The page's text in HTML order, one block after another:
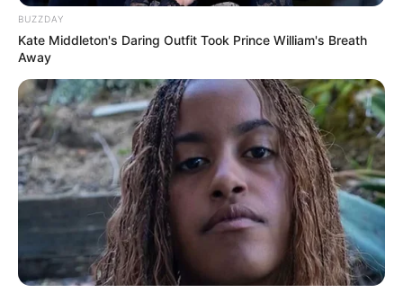
BUZZDAY
Kate Middleton's Daring Outfit Took Prince William's Breath
Away